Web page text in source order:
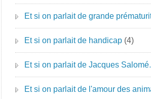
Et si on parlait de grande
Et si on parlait de handicap (4)
Et si on parlait de Jacques
Et si on parlait de l'amour des